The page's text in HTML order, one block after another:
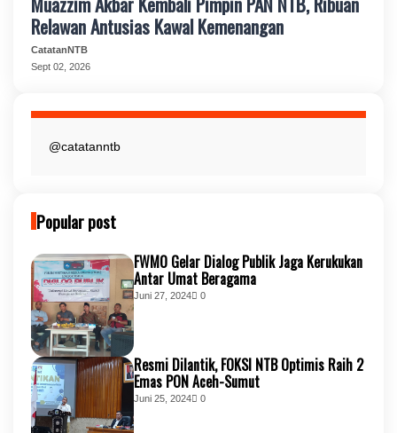
Relawan Antusias Kawal Kemenangan
CatatanNTB
Sept 02, 2026
@catatanntb
Popular post
FWMO Gelar Dialog Publik Jaga Kerukukan
Antar Umat Beragama
Juni 27, 2024 0
Resmi Dilantik, FOKSI NTB Optimis Raih 2
Emas PON Aceh-Sumut
Juni 25, 2024 0